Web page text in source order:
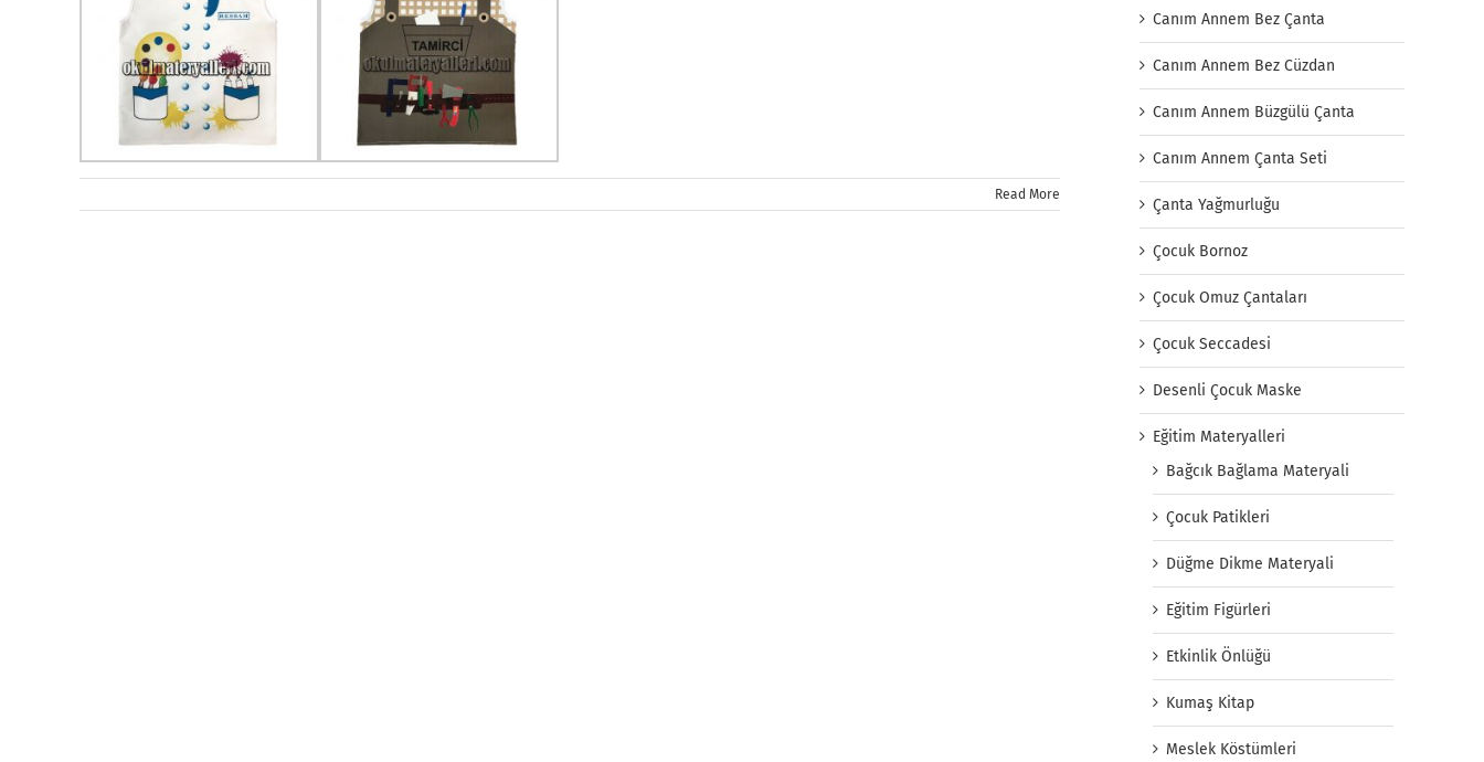
Read More
Canım Annem Bez Çanta
Canım Annem Bez Cüzdan
Canım Annem Büzgülü Çanta
Canım Annem Çanta Seti
Çanta Yağmurluğu
Çocuk Bornoz
Çocuk Omuz Çantaları
Çocuk Seccadesi
Desenli Çocuk Maske
Eğitim Materyalleri
Bağcık Bağlama Materyali
Çocuk Patikleri
Düğme Dikme Materyali
Eğitim Figürleri
Etkinlik Önlüğü
Kumaş Kitap
Meslek Köstümleri